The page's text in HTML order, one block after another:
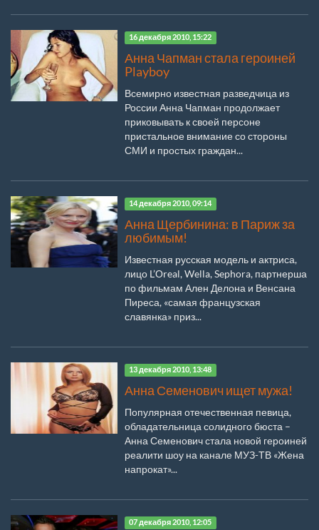
16 декабря 2010, 15:22
Анна Чапман стала героиней
Playboy
Всемирно известная разведчица из
России Анна Чапман продолжает
приковывать к своей персоне
пристальное внимание со стороны
СМИ и простых граждан...
14 декабря 2010, 09:14
Анна Щербинина: в Париж за
любимым!
Известная русская модель и актриса,
лицо L’Оreal, Wella, Sephora, партнерша
по фильмам Ален Делона и Венсана
Пиреса, «самая французская
славянка» приз...
13 декабря 2010, 13:48
Анна Семенович ищет мужа!
Популярная отечественная певица,
обладательница солидного бюста –
Анна Семенович стала новой героиней
реалити шоу на канале МУЗ-ТВ «Жена
напрокат»...
07 декабря 2010, 12:05